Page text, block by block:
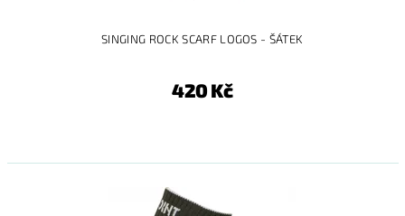
SINGING ROCK SCARF LOGOS - ŠÁTEK
420 Kč